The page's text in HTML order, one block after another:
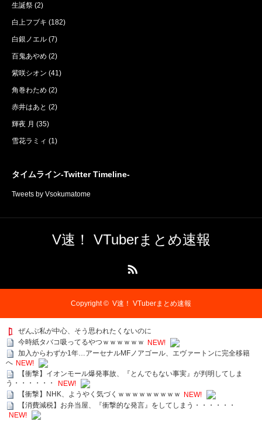
生誕祭 (2)
白上フブキ (182)
白銀ノエル (7)
百鬼あやめ (2)
紫咲シオン (41)
角巻わため (2)
赤井はあと (2)
輝夜 月 (35)
雪花ラミィ (1)
タイムライン-Twitter Timeline-
Tweets by Vsokumatome
V速！ VTuberまとめ速報
Copyright © V速！ VTuberまとめ速報
ぜんぶ私が中心、そう思われたくないのに
今時紙タバコ吸ってるやつｗｗｗｗｗｗ NEW!
加入からわずか1年…アーセナルMFノアゴール、エヴァートンに完全移籍
へ NEW!
【衝撃】イオンモール爆発事故、『とんでもない事実』が判明してしま
う・・・・・・
NEW!
【衝撃】NHK、ようやく気づくｗｗｗｗｗｗｗｗｗ NEW!
【消費減税】お弁当屋、『衝撃的な発言』をしてしまう・・・・・・
NEW!